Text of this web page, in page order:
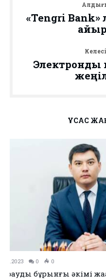
«Tengri
Электронды
ҰҚСАС
01.11.2023 0
«Белсенді азаматтар»